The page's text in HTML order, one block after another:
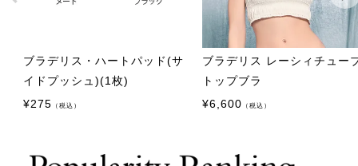
ブラデリス・ハートパッド(サ
イドプッシュ)(1枚)
¥275 （税込）
ブラデリス レーシィチュー
トップブラ
¥6,600 （税込）